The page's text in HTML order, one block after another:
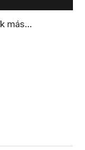
más…